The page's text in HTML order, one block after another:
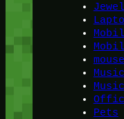
mouse
Music
Pets